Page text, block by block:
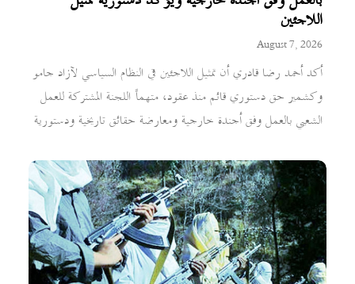
اللاجئين
August 7, 2026
أكد أحمد رضا قادري أن تمثيل اللاجئين في النظام السياسي لآزاد جامو
وكشمير حق دستوري قائم منذ عقود، متهماً اللجنة المشتركة للعمل
الشعبي بالعمل وفق أجندة خارجية ومعارضة حقائق تاريخية ودستورية